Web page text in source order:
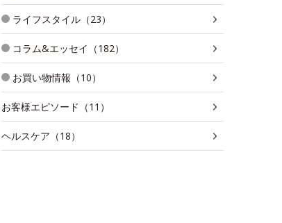
ライフスタイル（23）
コラム&エッセイ（182）
お買い物情報（10）
お客様エピソード（11）
ヘルスケア（18）